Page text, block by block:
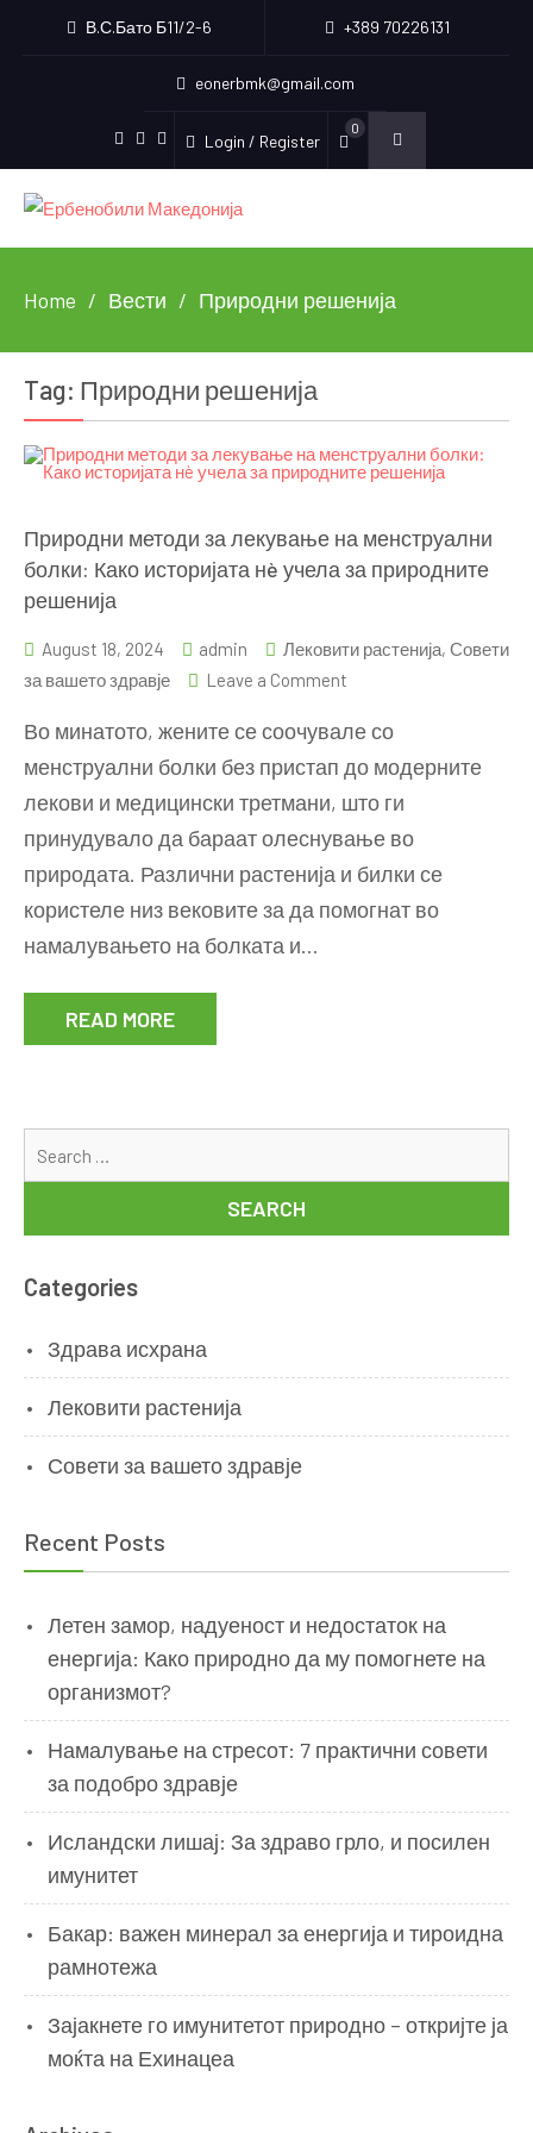
В.С.Бато Б11/2-6 +389 70226131
eonerbmk@gmail.com
Instagram
Youtube
Login / Register
0
Home Вести Природни решенија
Tag: Природни решенија
Природни методи за лекување на менструални
болки: Како историјата нè учела за природните
решенија
August 18, 2024 admin Лековити растенија, Совети
за вашето здравје
Leave a Comment
методи
за
лекување
на
менструални
Во минатото, жените се соочувале со
менструални болки без пристап до модерните
лекови и медицински третмани, што ги
принудувало да бараат олеснување во
природата. Различни растенија и билки се
користеле низ вековите за да помогнат во
намалувањето на болката и…
READ MORE
Categories
Здрава исхрана
Лековити растенија
Совети за вашето здравје
Recent Posts
Летен замор, надуеност и недостаток на
енергија: Како природно да му помогнете на
организмот?
Намалување на стресот: 7 практични совети
за подобро здравје
Исландски лишај: За здраво грло, и посилен
имунитет
Бакар: важен минерал за енергија и тироидна
рамнотежа
Зајакнете го имунитетот природно – откријте ја
моќта на Ехинацеа